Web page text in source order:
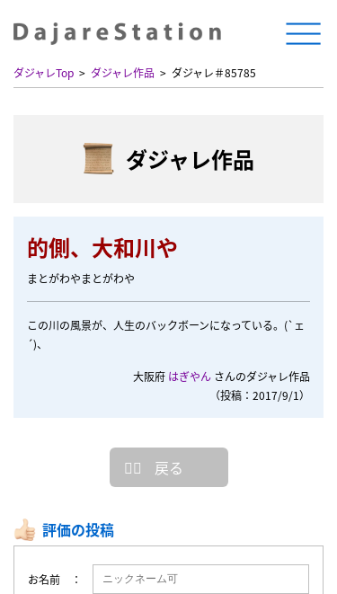
ダジャレTop ダジャレ作品 ダジャレ＃85785
ダジャレ作品
的側、大和川や
まとがわやまとがわや
この川の風景が、人生のバックボーンになっている。(`ェ
´)、
大阪府 はぎやん さんのダジャレ作品
（投稿：2017/9/1）
戻る
評価の投稿
お名前